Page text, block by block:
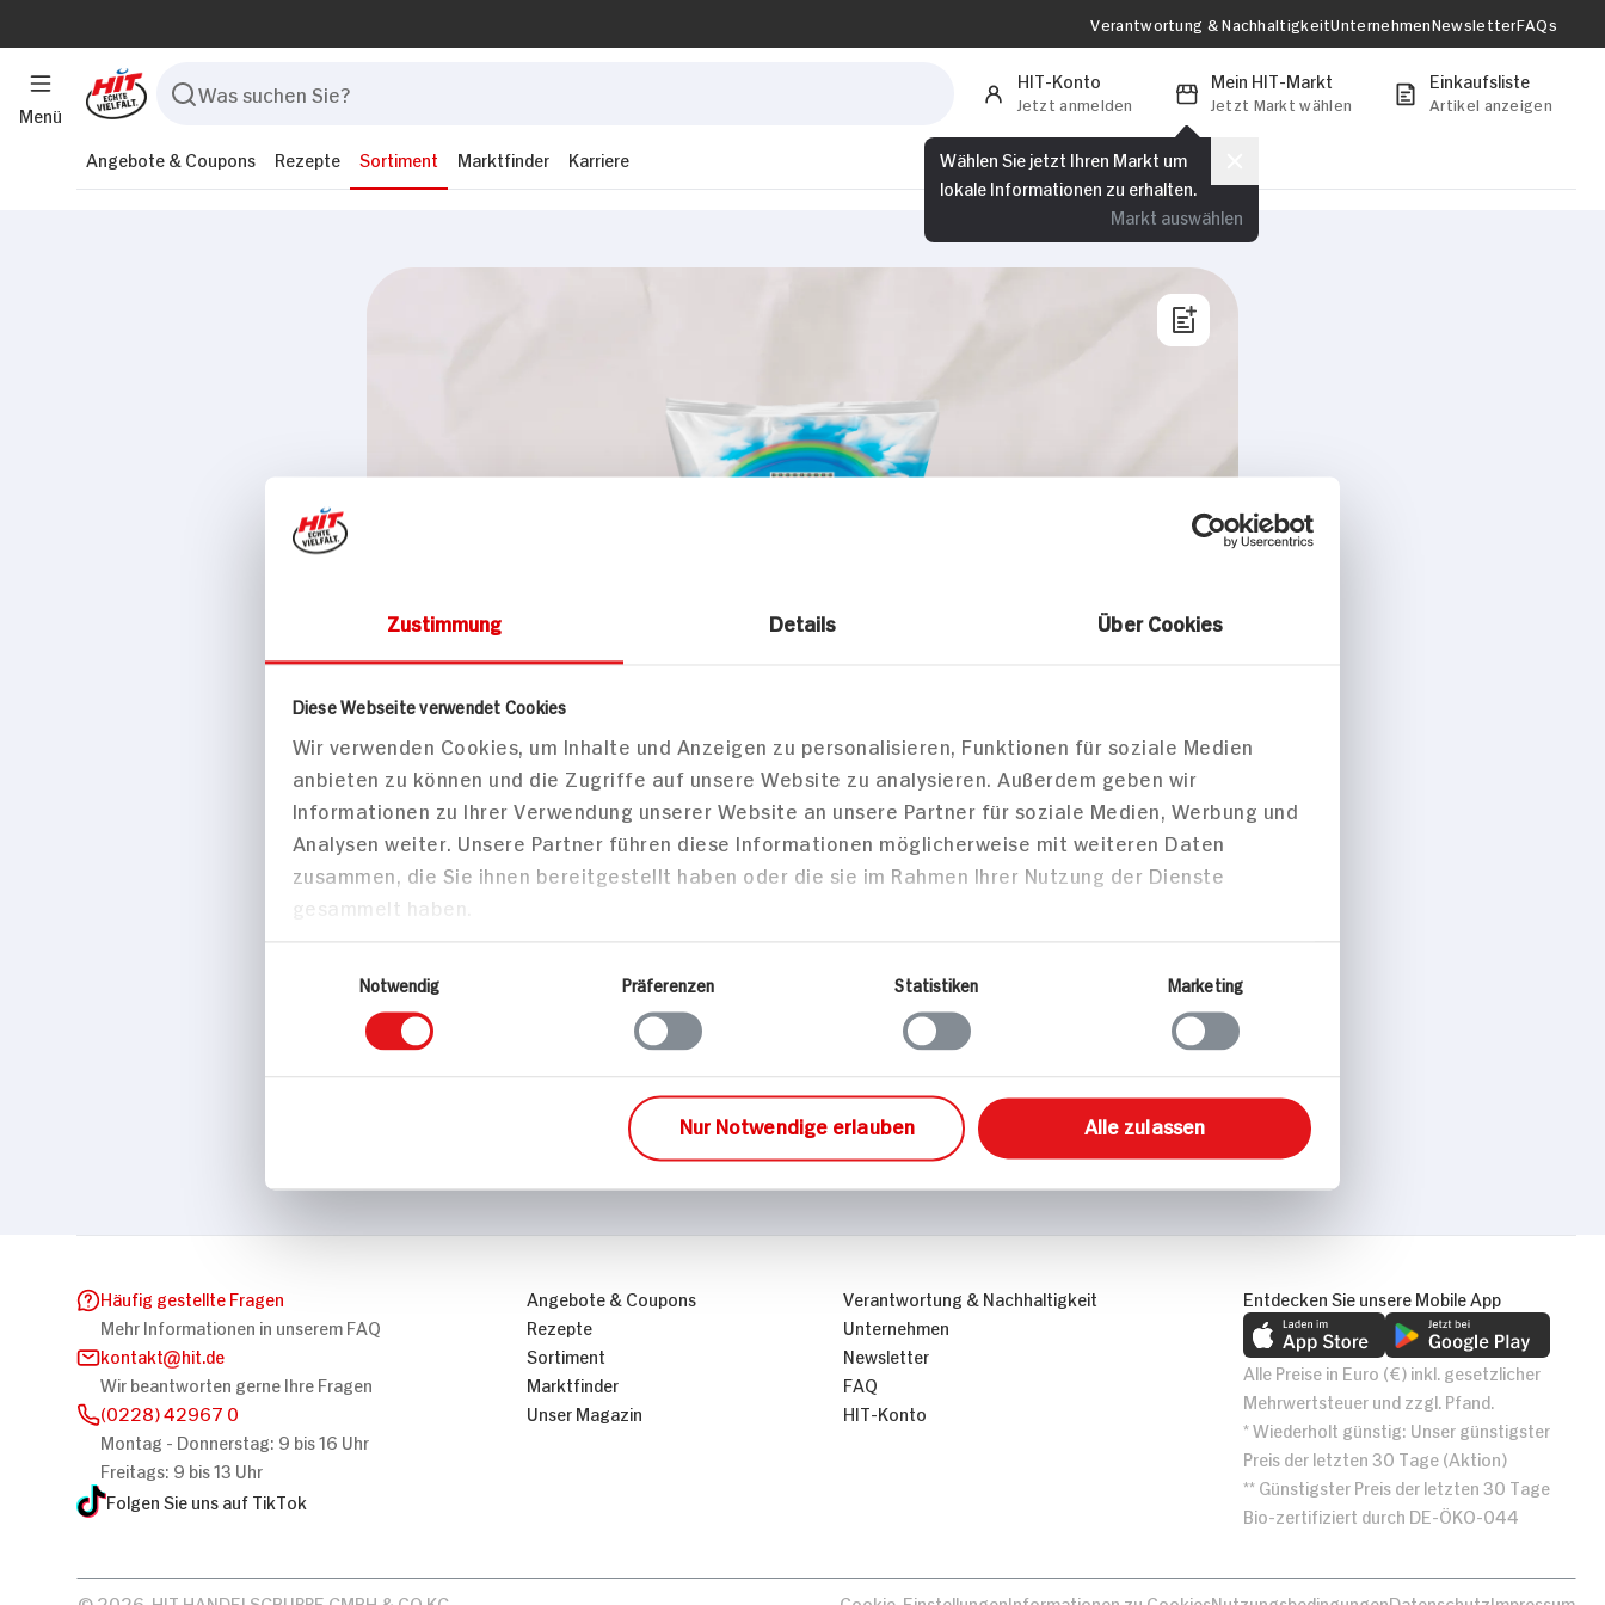
Zustimmung Details Über Cookies
Diese Webseite verwendet Cookies
Wir verwenden Cookies, um Inhalte und Anzeigen zu personalisieren, Funktionen für soziale Medien
anbieten zu können und die Zugriffe auf unsere Website zu analysieren. Außerdem geben wir
Informationen zu Ihrer Verwendung unserer Website an unsere Partner für soziale Medien, Werbung und
Analysen weiter. Unsere Partner führen diese Informationen möglicherweise mit weiteren Daten
zusammen, die Sie ihnen bereitgestellt haben oder die sie im Rahmen Ihrer Nutzung der Dienste
gesammelt haben.
Notwendig
Präferenzen Statistiken Marketing
Nur Notwendige erlauben Alle zulassen
Menü
Verantwortung & NachhaltigkeitUnternehmenNewsletterFAQs
HIT-Konto
Jetzt anmelden
Mein HIT-Markt
Jetzt Markt wählen
Wählen Sie jetzt Ihren Markt um
lokale Informationen zu erhalten.
Markt auswählen
Einkaufsliste
Artikel anzeigen
Angebote & Coupons Rezepte Sortiment Marktfinder Karriere
Brot, Cerealien & Aufstriche
VESELKA Prjanyky, Gebäck mit Kirschfüllung
400g Beutel
Zum Marktfinder
Häufig gestellte Fragen
Mehr Informationen in unserem FAQ
kontakt
hit.de
Wir beantworten gerne Ihre Fragen
(0228) 42967 0
Montag - Donnerstag: 9 bis 16 Uhr
Freitags: 9 bis 13 Uhr
Folgen Sie uns auf TikTok
Angebote & Coupons
Rezepte
Sortiment
Marktfinder
Unser Magazin
Verantwortung & Nachhaltigkeit
Unternehmen
Newsletter
FAQ
HIT-Konto
Entdecken Sie unsere Mobile App
Alle Preise in Euro (€) inkl. gesetzlicher
Mehrwertsteuer und zzgl. Pfand.
* Wiederholt günstig: Unser günstigster
Preis der letzten 30 Tage (Aktion)
** Günstigster Preis der letzten 30 Tage
Bio-zertifiziert durch DE-ÖKO-044